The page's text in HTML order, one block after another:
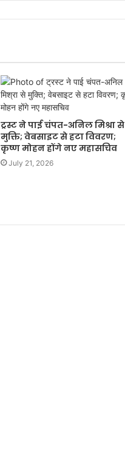
ट्रस्ट ने पाई चंपत-अनिल मिश्रा से
मुक्ति; वेबसाइट से हटा विवरण;
कृष्ण मोहन होंगे नए महासचिव
July 21, 2026